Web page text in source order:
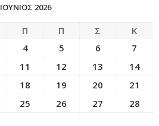
ΙΟΥΝΙΟΣ 2026
Π Π Σ
Κ
4 5 6
7
11 12 13
14
18 19 20
21
25 26 27
28